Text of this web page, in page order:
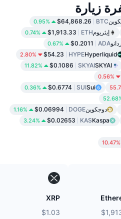
زيارة
BTC
$64,868.26
0.95%
إيثريومETH
$1,913.33
0.74%
ADA
$0.2011
0.67%
Hyperliquid
HYPE
$54.23
2.80%
SKYAI
SKYAI
$0.1086
11.82%
0.56%
Sui
SUI
$0.6774
0.36%
دوجكوينDOGE
$0.06994
1.16%
Kaspa
KAS
$0.02653
3.24%
10.47%
XRP
$1.03